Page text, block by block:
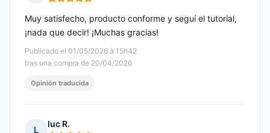
Nota: 5 de 5
Publicado el 01/05/2026 à 15h42
tras una compra de 20/04/2026
Muy satisfecho, producto conforme y seguí el tutorial,
¡nada que decir! ¡Muchas gracias!
Opinión traducida
L
luc R.